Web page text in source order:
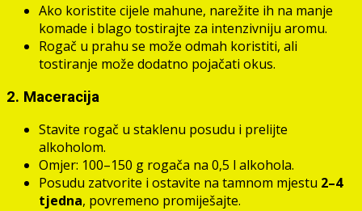
Ako koristite cijele mahune, narežite ih na manje
komade i blago tostirajte za intenzivniju aromu.
Rogač u prahu se može odmah koristiti, ali
tostiranje može dodatno pojačati okus.
2. Maceracija
Stavite rogač u staklenu posudu i prelijte
alkoholom.
Omjer: 100–150 g rogača na 0,5 l alkohola.
Posudu zatvorite i ostavite na tamnom mjestu 2–4
tjedna, povremeno promiješajte.